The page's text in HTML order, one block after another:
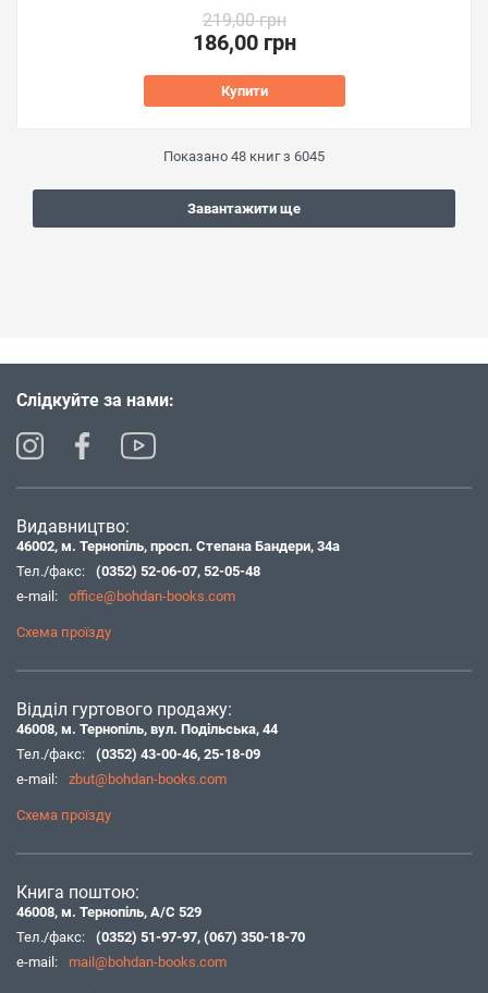
219,00 грн
186,00 грн
Купити
Показано 48 книг з 6045
Завантажити ще
Слідкуйте за нами:
Видавництво:
46002, м. Тернопіль, просп. Степана Бандери, 34а
Тел./факс:
(0352) 52-06-07, 52-05-48
e-mail:
office@bohdan-books.com
Схема проїзду
Відділ гуртового продажу:
46008, м. Тернопіль, вул. Подільська, 44
Тел./факс:
(0352) 43-00-46, 25-18-09
e-mail:
zbut@bohdan-books.com
Схема проїзду
Книга поштою:
46008, м. Тернопіль, А/С 529
Тел./факс:
(0352) 51-97-97, (067) 350-18-70
e-mail:
mail@bohdan-books.com